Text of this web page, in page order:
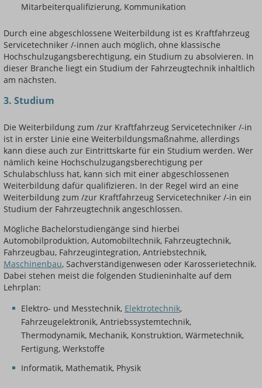
Mitarbeiterqualifizierung, Kommunikation
Durch eine abgeschlossene Weiterbildung ist es Kraftfahrzeug
Servicetechniker /-innen auch möglich, ohne klassische
Hochschulzugangsberechtigung, ein Studium zu absolvieren. In
dieser Branche liegt ein Studium der Fahrzeugtechnik inhaltlich
am nächsten.
3. Studium
Die Weiterbildung zum /zur Kraftfahrzeug Servicetechniker /-in
ist in erster Linie eine Weiterbildungsmaßnahme, allerdings
kann diese auch zur Eintrittskarte für ein Studium werden. Wer
nämlich keine Hochschulzugangsberechtigung per
Schulabschluss hat, kann sich mit einer abgeschlossenen
Weiterbildung dafür qualifizieren. In der Regel wird an eine
Weiterbildung zum /zur Kraftfahrzeug Servicetechniker /-in ein
Studium der Fahrzeugtechnik angeschlossen.
Mögliche Bachelorstudiengänge sind hierbei
Automobilproduktion, Automobiltechnik, Fahrzeugtechnik,
Fahrzeugbau, Fahrzeugintegration, Antriebstechnik,
Maschinenbau, Sachverständigenwesen oder Karosserietechnik.
Dabei stehen meist die folgenden Studieninhalte auf dem
Lehrplan:
Elektro- und Messtechnik, Elektrotechnik,
Fahrzeugelektronik, Antriebssystemtechnik,
Thermodynamik, Mechanik, Konstruktion, Wärmetechnik,
Fertigung, Werkstoffe
Informatik, Mathematik, Physik